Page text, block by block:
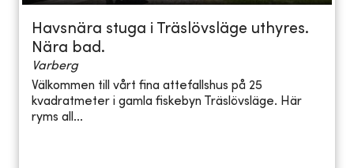
Havsnära stuga i Träslövsläge uthyres.
Nära bad.
Varberg
Välkommen till vårt fina attefallshus på 25
kvadratmeter i gamla fiskebyn Träslövsläge. Här
ryms all...